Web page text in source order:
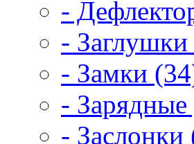
-
-
- Замки
- Зарядные
- Заслонки